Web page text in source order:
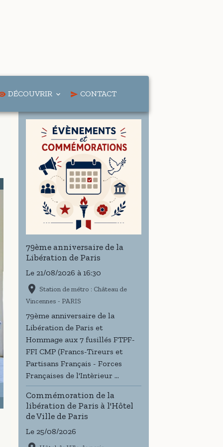
DÉCOUVRIR CONTACT
79ème anniversaire de la
Libération de Paris
Le 21/08/2026 à 16:30
Station de métro : Château de
Vincennes - PARIS
79ème anniversaire de la
Libération de Paris et
Hommage aux 7 fusillés FTPF-
FFI CMP (Francs-Tireurs et
Partisans Français - Forces
Françaises de l'Intèrieur ...
Commémoration de la
libération de Paris à l'Hôtel
de Ville de Paris
Le 25/08/2026